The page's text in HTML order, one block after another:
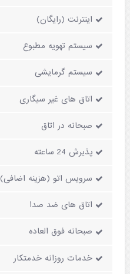
اینترنت (رایگان)
سیستم تهویه مطبوع
سیستم گرمایشی
اتاق های غیر سیگاری
صبحانه در اتاق
پذیرش 24 ساعته
سرویس اتو (هزینه اضافی)
اتاق های ضد صدا
صبحانه فوق العاده
خدمات روزانه خدمتکار